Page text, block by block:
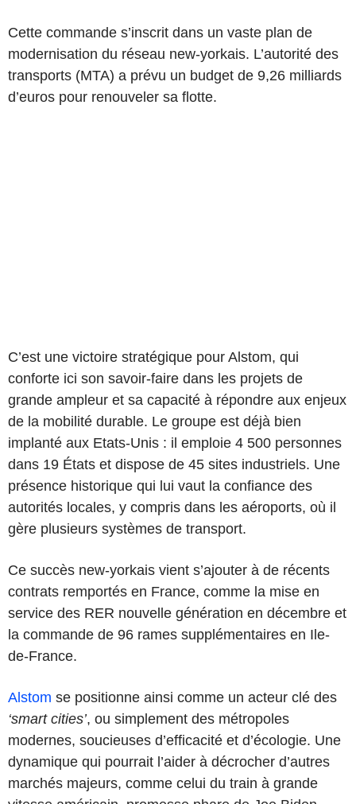
Cette commande s’inscrit dans un vaste plan de
modernisation du réseau new-yorkais. L’autorité des
transports (MTA) a prévu un budget de 9,26 milliards
d’euros pour renouveler sa flotte.
C’est une victoire stratégique pour Alstom, qui
conforte ici son savoir-faire dans les projets de
grande ampleur et sa capacité à répondre aux enjeux
de la mobilité durable. Le groupe est déjà bien
implanté aux Etats-Unis : il emploie 4 500 personnes
dans 19 États et dispose de 45 sites industriels. Une
présence historique qui lui vaut la confiance des
autorités locales, y compris dans les aéroports, où il
gère plusieurs systèmes de transport.
Ce succès new-yorkais vient s’ajouter à de récents
contrats remportés en France, comme la mise en
service des RER nouvelle génération en décembre et
la commande de 96 rames supplémentaires en Ile-
de-France.
Alstom se positionne ainsi comme un acteur clé des
‘smart cities’, ou simplement des métropoles
modernes, soucieuses d’efficacité et d’écologie. Une
dynamique qui pourrait l’aider à décrocher d’autres
marchés majeurs, comme celui du train à grande